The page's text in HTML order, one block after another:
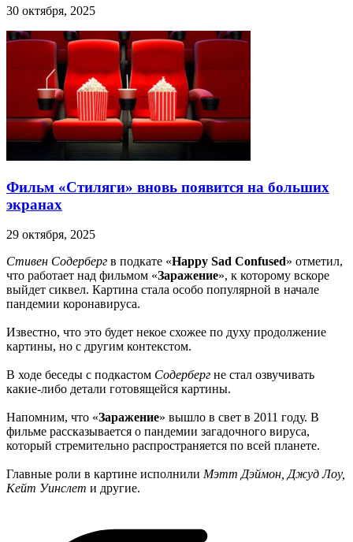
30 октября, 2025
Фильм «Стиляги» вновь появится на больших
экранах
29 октября, 2025
Стивен Содерберг в подкате «Happy Sad Confused» отметил,
что работает над фильмом «Заражение», к которому вскоре
выйдет сиквел. Картина стала особо популярной в начале
пандемии коронавируса.
Известно, что это будет некое схожее по духу продолжение
картины, но с другим контекстом.
В ходе беседы с подкастом Содерберг не стал озвучивать
какие-либо детали готовящейся картины.
Напомним, что «Заражение» вышло в свет в 2011 году. В
фильме рассказывается о пандемии загадочного вируса,
который стремительно распространяется по всей планете.
Главные роли в картине исполнили Мэтт Дэймон, Джуд Лоу,
Кейт Уинслет и другие.